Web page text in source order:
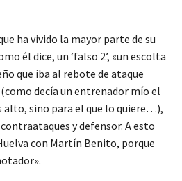
ha vivido la mayor parte de su
él dice, un ‘falso 2’, «un escolta
que iba al rebote de ataque
decía un entrenador mío el
alto, sino para el que lo quiere…),
y defensor. A esto
con Martín Benito, porque